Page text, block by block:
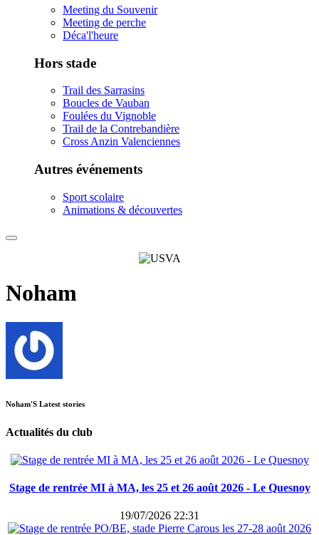
Meeting du Souvenir
Meeting de perche
Déca'l'heure
Hors stade
Trail des Sarrasins
Boucles de Vauban
Foulées du Vignoble
Trail de la Contrebandière
Cross Anzin Valenciennes
Autres événements
Sport scolaire
Animations & découvertes
Noham
Noham'S Latest stories
Actualités du club
Stage de rentrée MI à MA, les 25 et 26 août 2026 - Le Quesnoy
19/07/2026 22:31